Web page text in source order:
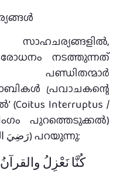
നടത്തുന്നത്
പണ്ഡിതന്മാർ
പ്രവാചകന്റെ
പുറത്തെടുക്കൽ)
ചെയ്തിരുന്നു. ജാബിർ (رَضِيَ اللَّهُ عَنْهُ) പറയുന്നു:
كُنَّا نَعْزِلُ